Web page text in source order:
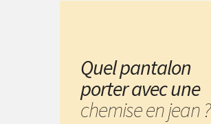
Quel pantalon
porter avec une
chemise en jean ?